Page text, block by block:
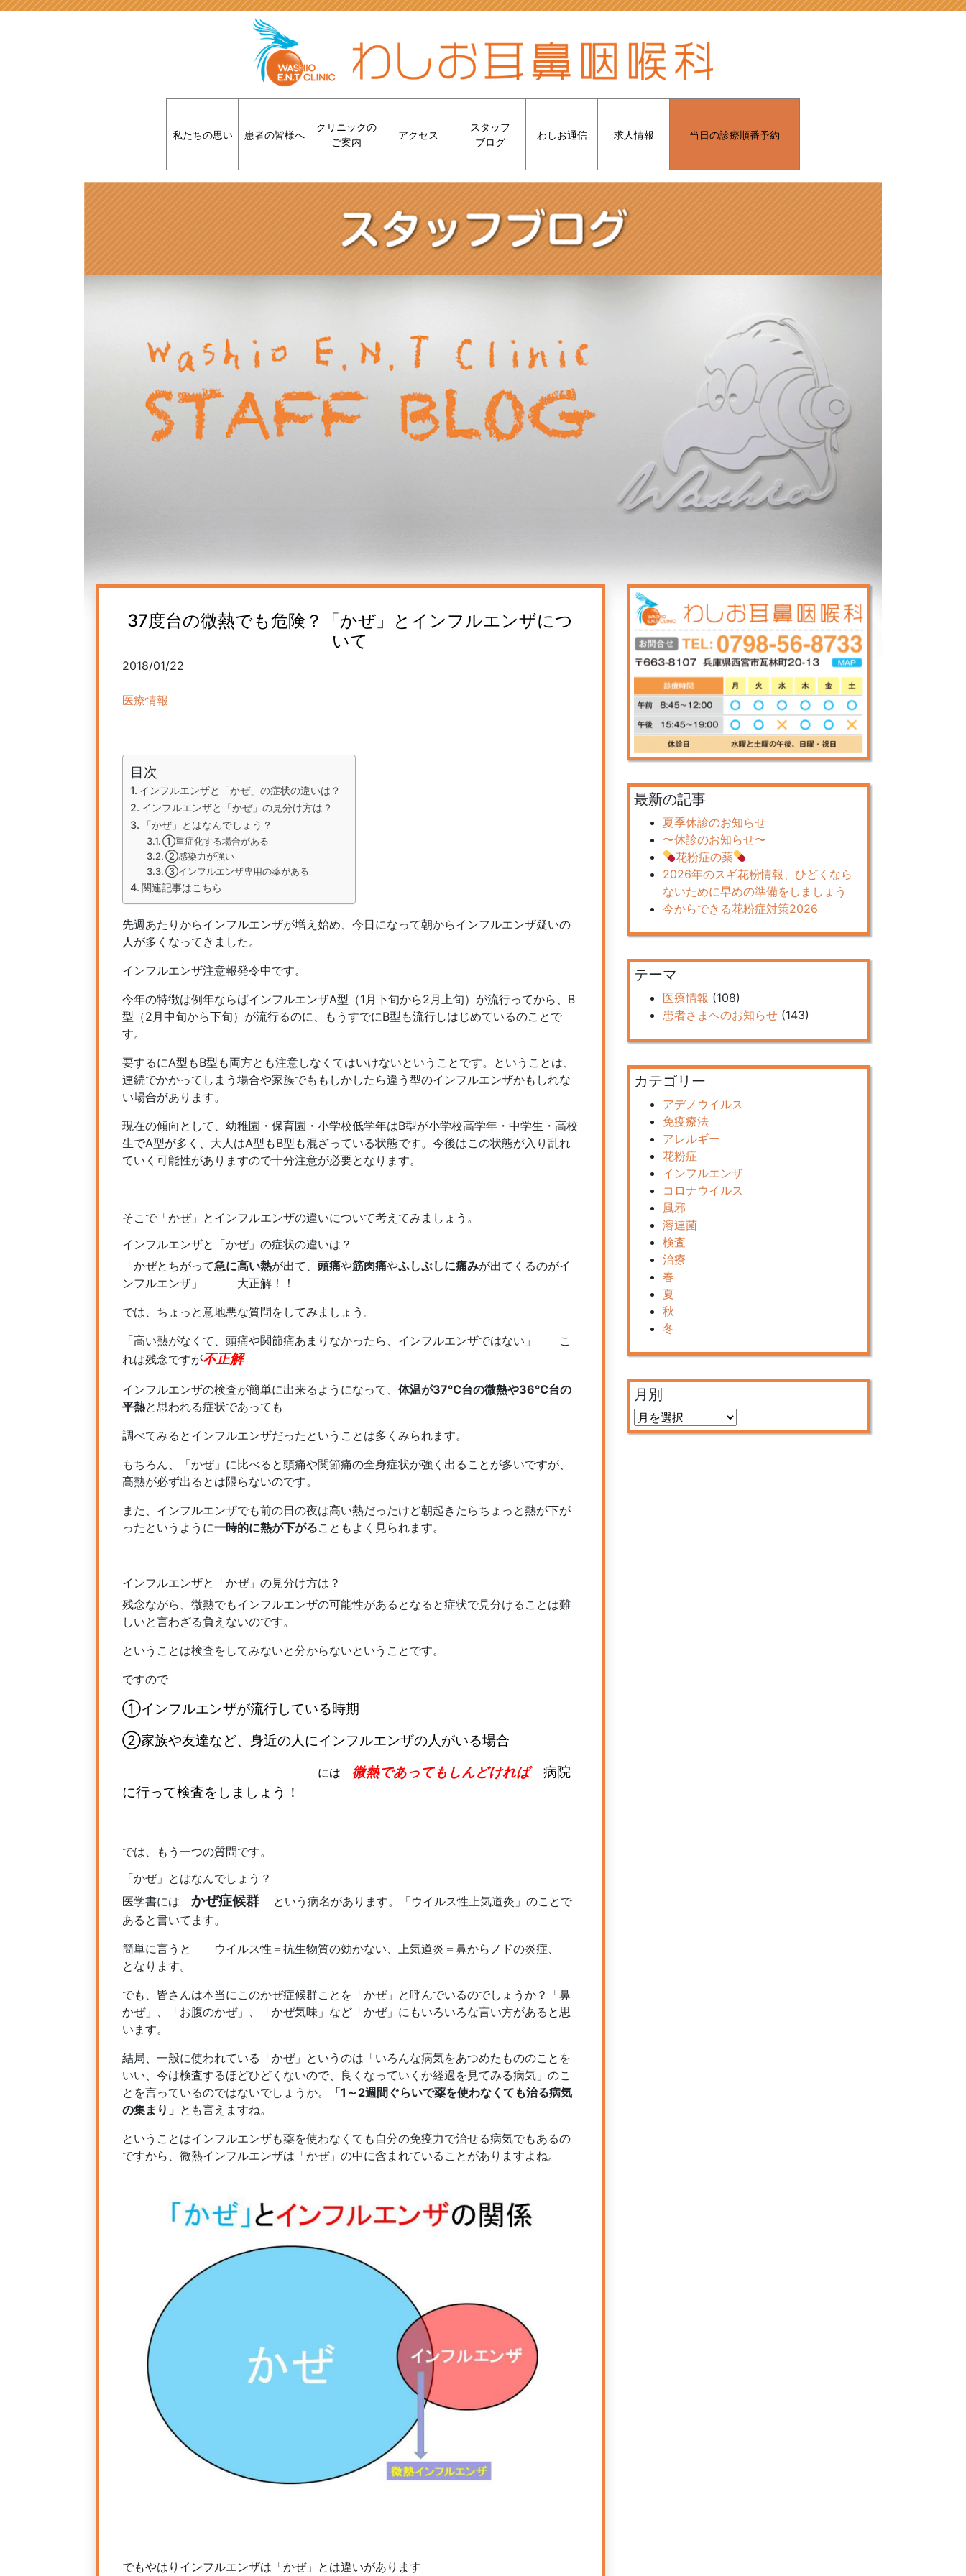
私たちの思い 患者の皆様へ
クリニックの
ご案内
アクセス
スタッフ
ブログ
わしお通信 求人情報 当日の診療順番予約
37度台の微熱でも危険？「かぜ」とインフルエンザにつ
いて
2018/01/22
医療情報
目次
インフルエンザと「かぜ」の症状の違いは？
インフルエンザと「かぜ」の見分け方は？
「かぜ」とはなんでしょう？
①重症化する場合がある
②感染力が強い
③インフルエンザ専用の薬がある
関連記事はこちら
先週あたりからインフルエンザが増え始め、今日になって朝からインフルエンザ疑いの
人が多くなってきました。
インフルエンザ注意報発令中です。
今年の特徴は例年ならばインフルエンザA型（1月下旬から2月上旬）が流行ってから、B
型（2月中旬から下旬）が流行るのに、もうすでにB型も流行しはじめているのことで
す。
要するにA型もB型も両方とも注意しなくてはいけないということです。ということは、
連続でかかってしまう場合や家族でももしかしたら違う型のインフルエンザかもしれな
い場合があります。
現在の傾向として、幼稚園・保育園・小学校低学年はB型が小学校高学年・中学生・高校
生でA型が多く、大人はA型もB型も混ざっている状態です。今後はこの状態が入り乱れ
ていく可能性がありますので十分注意が必要となります。
そこで「かぜ」とインフルエンザの違いについて考えてみましょう。
インフルエンザと「かぜ」の症状の違いは？
「かぜとちがって急に高い熱が出て、 頭痛や筋肉痛やふしぶしに痛みが出てくるのがイ
ンフルエンザ」 大正解！！
では、ちょっと意地悪な質問をしてみましょう。
「高い熱がなくて、頭痛や関節痛あまりなかったら、インフルエンザではない」 こ
れは残念ですが不正解
インフルエンザの検査が簡単に出来るようになって、 体温が37℃台の微熱や36℃台の
平熱と思われる症状であっても
調べてみるとインフルエンザだったということは多くみられます。
もちろん、「かぜ」に比べると頭痛や関節痛の全身症状が強く出ることが多いですが、
高熱が必ず出るとは限らないのです。
また、インフルエンザでも前の日の夜は高い熱だったけど朝起きたらちょっと熱が下が
ったというように一時的に熱が下がることもよく見られます。
インフルエンザと「かぜ」の見分け方は？
残念ながら、微熱でもインフルエンザの可能性があるとなると症状で見分けることは難
しいと言わざる負えないのです。
ということは検査をしてみないと分からないということです。
ですので
①インフルエンザが流行している時期
②家族や友達など、身近の人にインフルエンザの人がいる場合
には 微熱であってもしんどければ
病院
に行って検査をしましょう！
では、もう一つの質問です。
「かぜ」とはなんでしょう？
医学書には かぜ症候群
という病名があります。「ウイルス性上気道炎」のことで
あると書いてます。
簡単に言うと ウイルス性＝抗生物質の効かない、上気道炎＝鼻からノドの炎症、
となります。
でも、皆さんは本当にこのかぜ症候群ことを「かぜ」と呼んでいるのでしょうか？「鼻
かぜ」、「お腹のかぜ」、「かぜ気味」など「かぜ」にもいろいろな言い方があると思
います。
結局、一般に使われている「かぜ」というのは「いろんな病気をあつめたもののことを
いい、今は検査するほどひどくないので、良くなっていくか経過を見てみる病気」のこ
とを言っているのではないでしょうか。
「1～2週間ぐらいで薬を使わなくても治る病気
の集まり」 とも言えますね。
ということはインフルエンザも薬を使わなくても自分の免疫力で治せる病気でもあるの
ですから、微熱インフルエンザは「かぜ」の中に含まれていることがありますよね。
でもやはりインフルエンザは「かぜ」とは違いがあります
最新の記事
夏季休診のお知らせ
〜休診のお知らせ〜
花粉症の薬
2026年のスギ花粉情報、ひどくなら
ないために早めの準備をしましょう
今からできる花粉症対策2026
テーマ
医療情報 (108)
患者さまへのお知らせ(143)
カテゴリー
アデノウイルス
免疫療法
アレルギー
花粉症
インフルエンザ
コロナウイルス
風邪
溶連菌
検査
治療
春
夏
秋
冬
月別
月
別